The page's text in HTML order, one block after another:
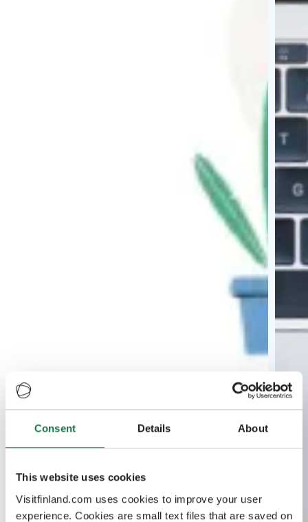
Consent Details About
This website uses cookies
Visitfinland.com uses cookies to improve your user
experience. Cookies are small text files that are saved on